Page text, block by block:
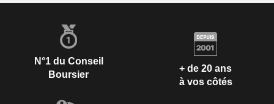
N°1 du Conseil
Boursier
+ de 20 ans
à vos côtés